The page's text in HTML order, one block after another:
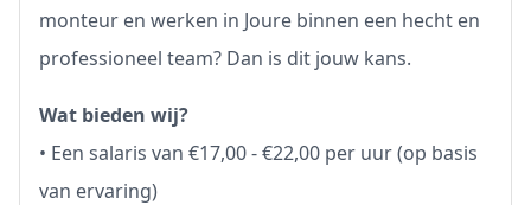
monteur en werken in Joure binnen een hecht en
professioneel team? Dan is dit jouw kans.
Wat bieden wij?
• Een salaris van €17,00 - €22,00 per uur (op basis
van ervaring)